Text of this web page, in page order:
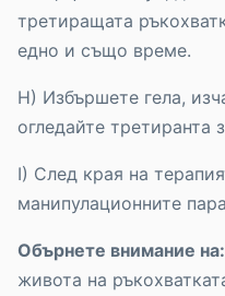
третиращата
едно и също време.
H) Избършете гела,
огледайте третиранта
I) След края на
манипулационните
Обърнете внимание на:
живота на